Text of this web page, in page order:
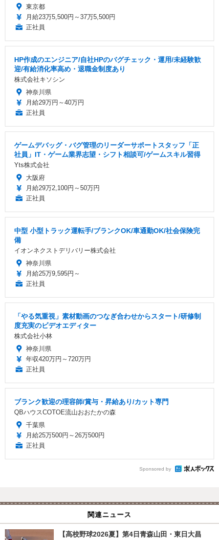
東京都
月給23万5,500円～37万5,500円
正社員
HP作成のエンジニア/自社HPのバグチェック・運用/未経験歓
迎/有給消化率高め・退職金制度あり
株式会社キソシン
神奈川県
月給29万円～40万円
正社員
ゲームデバッグ・バグ管理のリーダーサポートスタッフ「正
社員」IT・ゲーム業界志望・シフト相談可/ゲームスキル習得
Yts株式会社
大阪府
月給29万2,100円～50万円
正社員
中型 小型トラック運転手/ブランクOK/車通勤OK/社会保険完
備
イオンネクストデリバリー株式会社
神奈川県
月給25万9,595円～
正社員
「やる気重視」素材動画のつなぎ合わせからスタート/研修制
度充実のビデオエディター
株式会社小林
神奈川県
年収420万円～720万円
正社員
ブランク歓迎の理容師/賞与・昇給あり/カット専門
QBハウスCOTOE流山おおたかの森
千葉県
月給25万500円～26万500円
正社員
Sponsored by
関連ニュース
【高校野球2026夏】第4日青森山田・東日大昌